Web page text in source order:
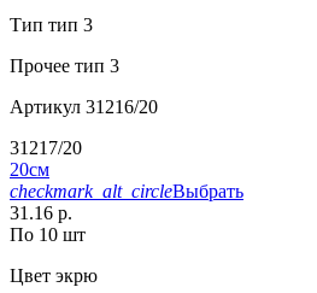
Тип тип 3
Прочее тип 3
Артикул 31216/20
31217/20
20см
checkmark_alt_circleВыбрать
31.16 р.
По 10 шт
Цвет экрю